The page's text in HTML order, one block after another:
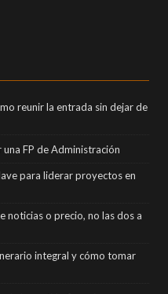
reunir la entrada sin dejar de
FP de Administración
para liderar proyectos en
noticias o precio, no las dos a
integral y cómo tomar